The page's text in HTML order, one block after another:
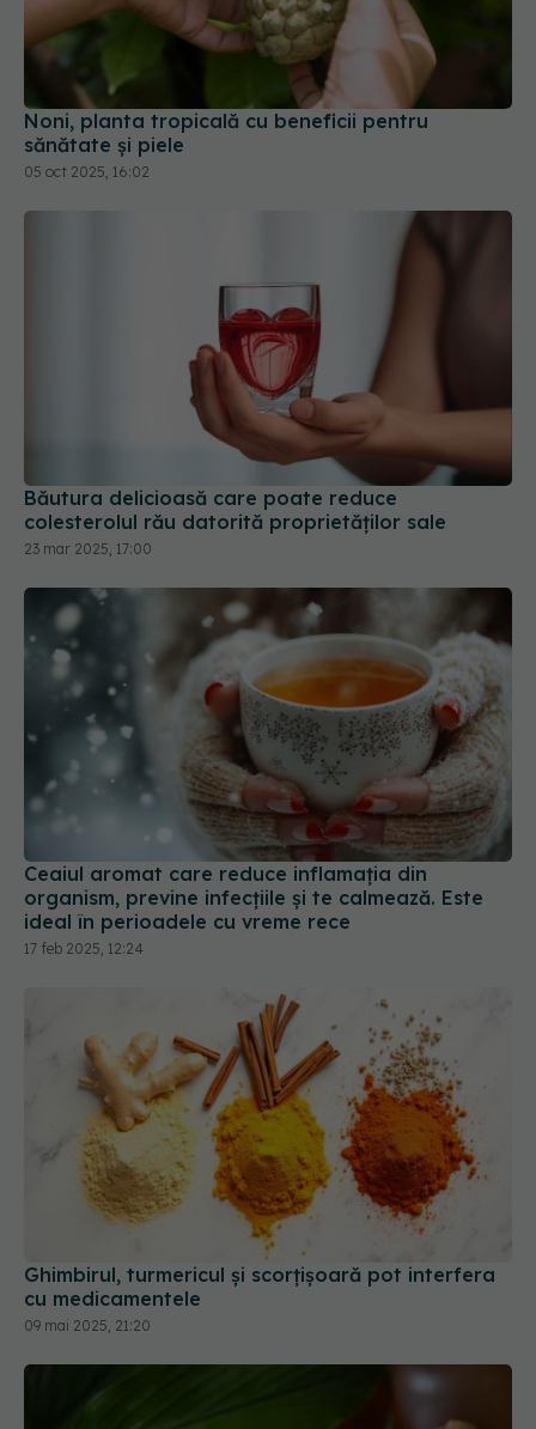
Noni, planta tropicală cu beneficii pentru
sănătate și piele
05 oct 2025, 16:02
Băutura delicioasă care poate reduce
colesterolul rău datorită proprietăților sale
23 mar 2025, 17:00
Ceaiul aromat care reduce inflamația din
organism, previne infecțiile și te calmează. Este
ideal în perioadele cu vreme rece
17 feb 2025, 12:24
Ghimbirul, turmericul și scorțișoară pot interfera
cu medicamentele
09 mai 2025, 21:20